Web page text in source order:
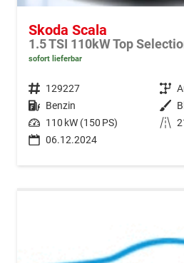
Skoda Scala
1.5 TSI 110kW Top
sofort lieferbar
Fahrzeugnr. 129227 Getriebe
Kraftstoff Benzin Außenfarbe
Leistung 110 kW (150 PS) Kilometerstand
06.12.2024